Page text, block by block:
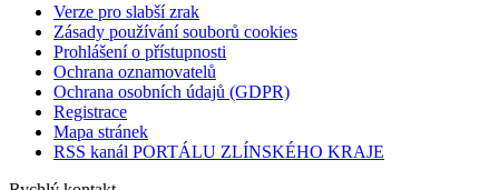
Verze pro slabší zrak
Zásady používání souborů cookies
Prohlášení o přístupnosti
Ochrana oznamovatelů
Ochrana osobních údajů (GDPR)
Registrace
Mapa stránek
RSS kanál PORTÁLU ZLÍNSKÉHO KRAJE